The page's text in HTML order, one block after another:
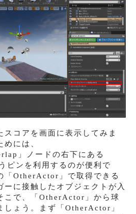
スコアを画面に表示してみま
には、
」ノードの右下にある
ピンを利用するのが便利で
「OtherActor」で取得できる
ーに接触したオブジェクトが入
こで、「OtherActor」から球
しょう。まず「OtherActor」